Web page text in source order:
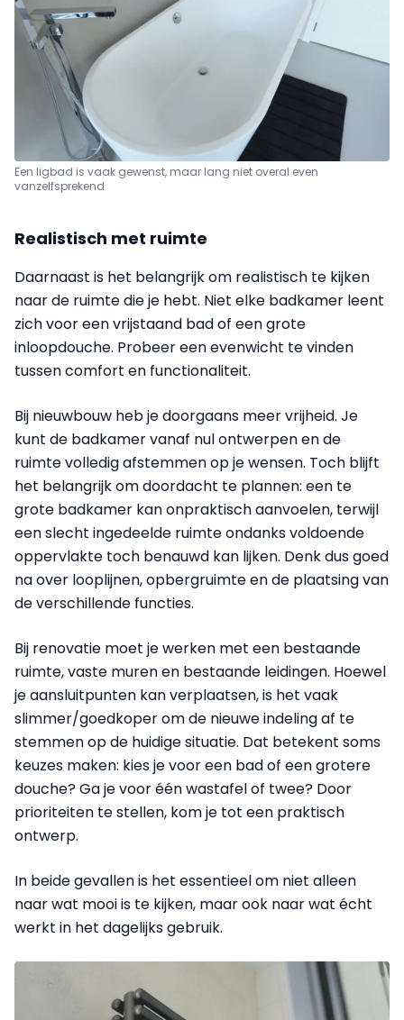
Een ligbad is vaak gewenst, maar lang niet overal even
vanzelfsprekend
Realistisch met ruimte
Daarnaast is het belangrijk om realistisch te kijken
naar de ruimte die je hebt. Niet elke badkamer leent
zich voor een vrijstaand bad of een grote
inloopdouche. Probeer een evenwicht te vinden
tussen comfort en functionaliteit.
Bij nieuwbouw heb je doorgaans meer vrijheid. Je
kunt de badkamer vanaf nul ontwerpen en de
ruimte volledig afstemmen op je wensen. Toch blijft
het belangrijk om doordacht te plannen: een te
grote badkamer kan onpraktisch aanvoelen, terwijl
een slecht ingedeelde ruimte ondanks voldoende
oppervlakte toch benauwd kan lijken. Denk dus goed
na over looplijnen, opbergruimte en de plaatsing van
de verschillende functies.
Bij renovatie moet je werken met een bestaande
ruimte, vaste muren en bestaande leidingen. Hoewel
je aansluitpunten kan verplaatsen, is het vaak
slimmer/goedkoper om de nieuwe indeling af te
stemmen op de huidige situatie. Dat betekent soms
keuzes maken: kies je voor een bad of een grotere
douche? Ga je voor één wastafel of twee? Door
prioriteiten te stellen, kom je tot een praktisch
ontwerp.
In beide gevallen is het essentieel om niet alleen
naar wat mooi is te kijken, maar ook naar wat écht
werkt in het dagelijks gebruik.